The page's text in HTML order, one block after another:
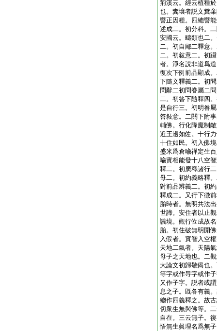
荊溪云。經云植種
也。糞壤者説文糞
譬正因種。四總譬
述成二。初分科。
安國云。疇類也二
二。初自鄙二釋意
二。初敍意二。初
者。淨名説非道爲
復次下例前品顯成
下隨文釋義二。初
問辭二初問眷屬二
二。初答下隨釋四
是自行三。初明眷
答敍意。二關下附
輔佛。行化降魔制
近王邊如佐。十行
十住如民。初入佛
盛米爲倉喩禪定生
喩實相能發十八空
釋二。初廣釋諸行
母二。初約義略釋
對前品辨義二。初
釋成二。又行下徴
胎時者。無明共法
世諦。安住者以止
議境。觀行位成故
胎。初住破無明開
入假者。實智入空
天地二氣者。天陽
母子之天地也。二
大論文初歸敬偈也
等字或作㝵字或作
又作子字。説者或
息之子。既各有義
總作四義釋之。故
切衆生無與佛等。
自在。三云無子。
悟無生眞理名爲無